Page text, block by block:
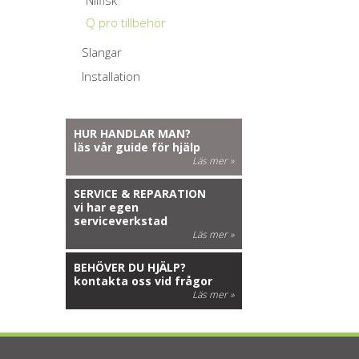
Q pro tillbehör
Slangar
Installation
HUR HANDLAR MAN?
läs vår guide för hjälp
Läs mer »
SERVICE & REPARATION
vi har egen
serviceverkstad
Läs mer »
BEHÖVER DU HJÄLP?
kontakta oss vid frågor
Läs mer »